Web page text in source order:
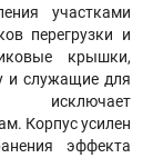
участками
перегрузки и
крышки,
и служащие для
исключает
Корпус усилен
эффекта